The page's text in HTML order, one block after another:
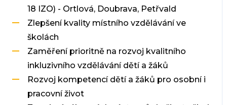
18 IZO) - Ortlová, Doubrava, Petřvald
Zlepšení kvality místního vzdělávání ve
školách
Zaměření prioritně na rozvoj kvalitního
inkluzivního vzdělávání dětí a žáků
Rozvoj kompetencí dětí a žáků pro osobní i
pracovní život